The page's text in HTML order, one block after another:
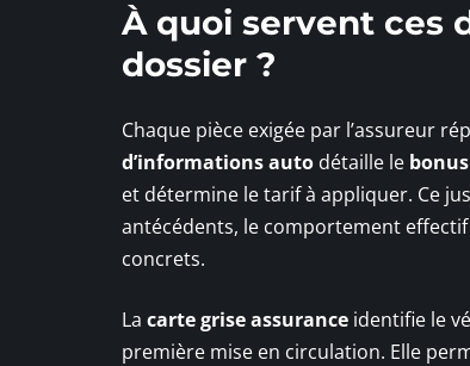
À quoi servent ces
dossier ?
Chaque pièce exigée par l’assureur
d’informations auto détaille le
et détermine le tarif à appliquer. Ce
antécédents, le comportement effectif
concrets.
La carte grise assurance identifie le
première mise en circulation. Elle